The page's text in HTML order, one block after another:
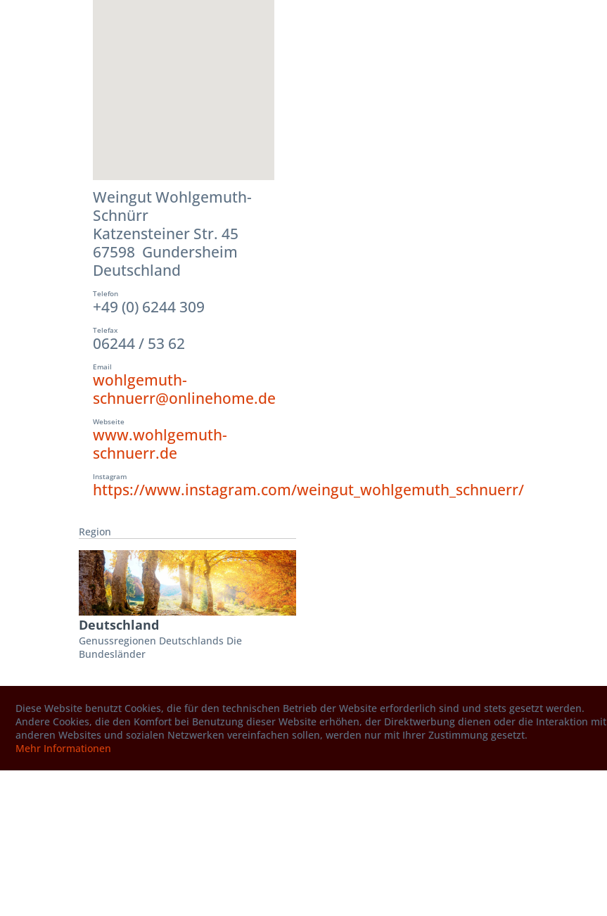
Weingut Wohlgemuth-
Schnürr
Katzensteiner Str. 45
67598 Gundersheim
Deutschland
Telefon
+49 (0) 6244 309
Telefax
06244 / 53 62
Email
wohlgemuth-
schnuerr@onlinehome.de
Webseite
www.wohlgemuth-
schnuerr.de
Instagram
https://www.instagram.com/weingut_wohlgemuth_schnuerr/
Region
Deutschland
Genussregionen Deutschlands Die
Bundesländer
Diese Website benutzt Cookies, die für den technischen Betrieb der Website erforderlich sind und stets gesetzt werden.
Andere Cookies, die den Komfort bei Benutzung dieser Website erhöhen, der Direktwerbung dienen oder die Interaktion mit
anderen Websites und sozialen Netzwerken vereinfachen sollen, werden nur mit Ihrer Zustimmung gesetzt.
Mehr Informationen